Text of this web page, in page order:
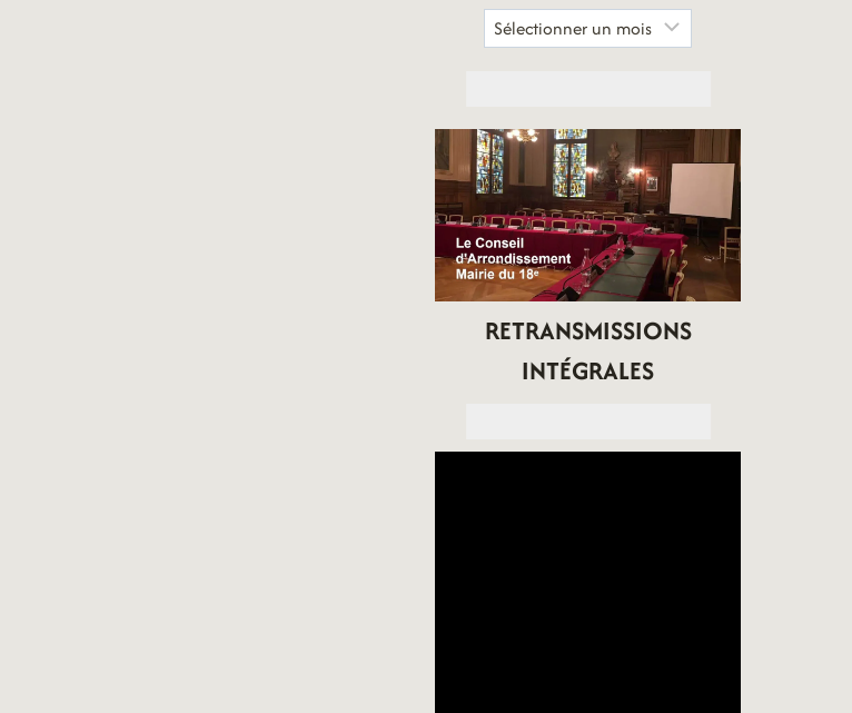
RETRANSMISSIONS
INTÉGRALES